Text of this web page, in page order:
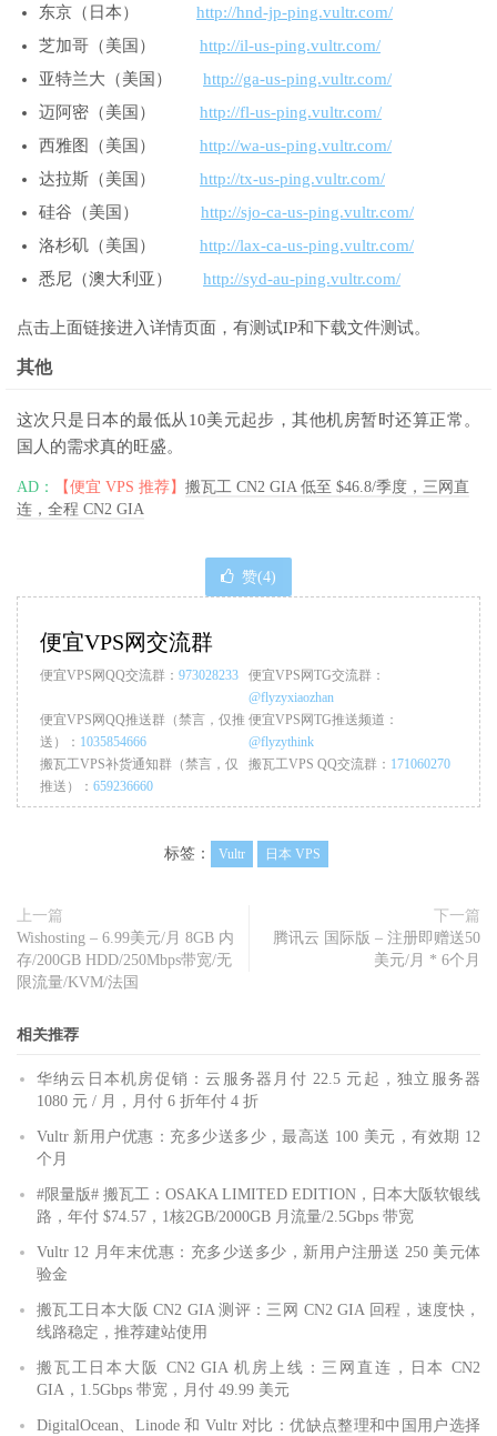
东京（日本） http://hnd-jp-ping.vultr.com/
芝加哥（美国） http://il-us-ping.vultr.com/
亚特兰大（美国） http://ga-us-ping.vultr.com/
迈阿密（美国） http://fl-us-ping.vultr.com/
西雅图（美国） http://wa-us-ping.vultr.com/
达拉斯（美国） http://tx-us-ping.vultr.com/
硅谷（美国） http://sjo-ca-us-ping.vultr.com/
洛杉矶（美国） http://lax-ca-us-ping.vultr.com/
悉尼（澳大利亚） http://syd-au-ping.vultr.com/
点击上面链接进入详情页面，有测试IP和下载文件测试。
其他
这次只是日本的最低从10美元起步，其他机房暂时还算正常。
国人的需求真的旺盛。
AD： 【便宜 VPS 推荐】 搬瓦工 CN2 GIA 低至 $46.8/季度，三网直
连，全程 CN2 GIA
赞(4)
便宜VPS网交流群
便宜VPS网QQ交流群： 973028233
便宜VPS网TG交流群：
@flyzyxiaozhan
便宜VPS网QQ推送群（禁言，仅推
送）： 1035854666
便宜VPS网TG推送频道：
@flyzythink
搬瓦工VPS补货通知群（禁言，仅
推送）： 659236660
搬瓦工VPS QQ交流群： 171060270
标签： Vultr 日本 VPS
上一篇
Wishosting – 6.99美元/月 8GB 内
存/200GB HDD/250Mbps带宽/无
限流量/KVM/法国
下一篇
腾讯云 国际版 – 注册即赠送50
美元/月 * 6个月
相关推荐
华纳云日本机房促销：云服务器月付 22.5 元起，独立服务器
1080 元 / 月，月付 6 折年付 4 折
Vultr 新用户优惠：充多少送多少，最高送 100 美元，有效期 12
个月
#限量版# 搬瓦工：OSAKA LIMITED EDITION，日本大阪软银线
路，年付 $74.57，1核2GB/2000GB 月流量/2.5Gbps 带宽
Vultr 12 月年末优惠：充多少送多少，新用户注册送 250 美元体
验金
搬瓦工日本大阪 CN2 GIA 测评：三网 CN2 GIA 回程，速度快，
线路稳定，推荐建站使用
搬瓦工日本大阪 CN2 GIA 机房上线：三网直连，日本 CN2
GIA，1.5Gbps 带宽，月付 49.99 美元
DigitalOcean、Linode 和 Vultr 对比：优缺点整理和中国用户选择